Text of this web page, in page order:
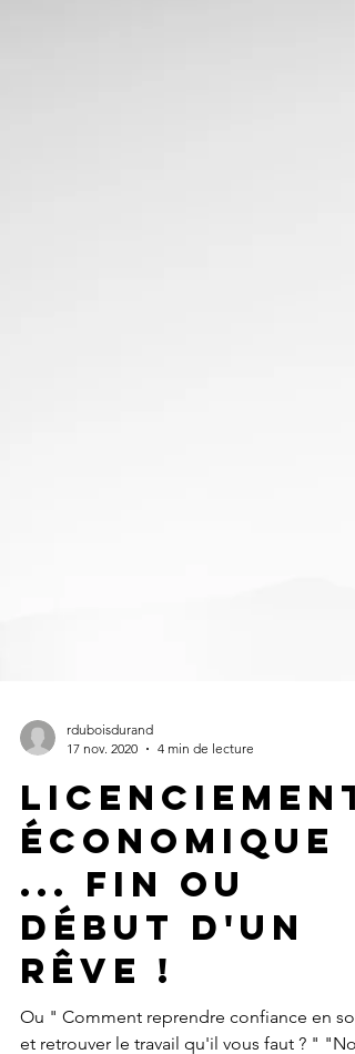
rduboisdurand
17 nov. 2020
4 min de lecture
Licenciement